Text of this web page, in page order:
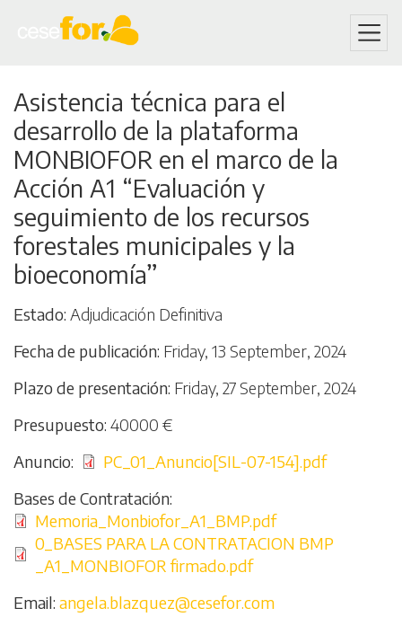
to
main
content
Asistencia técnica para el
desarrollo de la plataforma
MONBIOFOR en el marco de la
Acción A1 “Evaluación y
seguimiento de los recursos
forestales municipales y la
bioeconomía”
Estado Adjudicación Definitiva
Fecha de publicación Friday, 13 September, 2024
Plazo de presentación Friday, 27 September, 2024
Presupuesto 40000 €
Anuncio
FilePC_01_Anuncio[SIL-07-154].pdf
Bases de Contratación
FileMemoria_Monbiofor_A1_BMP.pdf
File0_BASES PARA LA CONTRATACION BMP
_A1_MONBIOFOR firmado.pdf
Email angela.blazquez@cesefor.com